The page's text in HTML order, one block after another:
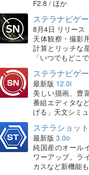
F2.8 / ほか
ステラナビゲ
8月4日 リリース
天体観察・撮影
計算とリッチな
「いつでもどこ
ステラナビゲ
最新版 12.0i
美しい描画、豊
番組エディタな
げる」天文シミ
ステラショッ
最新版 3.0o
純国産のオール
ワーアップ。ラ
カスなど新機能